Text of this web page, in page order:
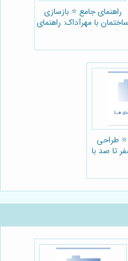
راهنمای جامع ⭐️ بازسازی
ساختمان با مهرآداک: راهنمای
جامع نوسازی تخصصی و
⭐️ طراحی
تا صد با
🏡